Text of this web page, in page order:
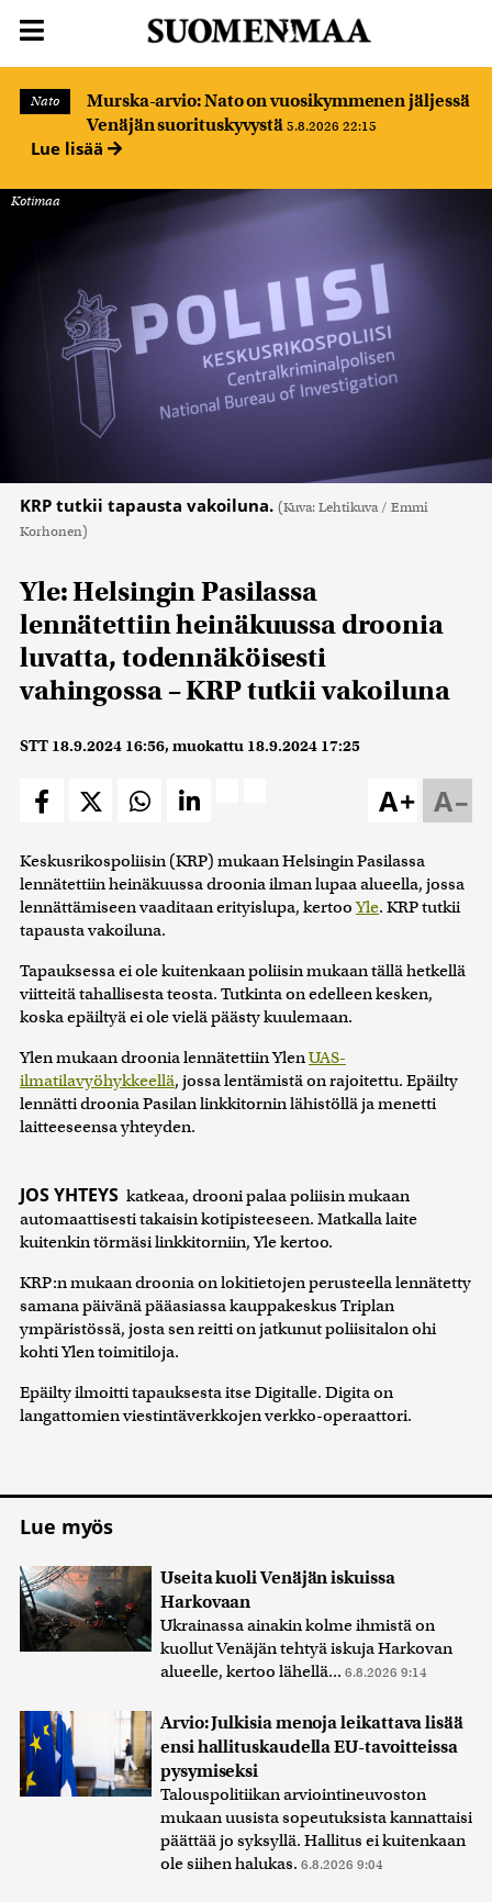
Nato
Murska-arvio: Nato on vuosikymmenen jäljessä
Venäjän suorituskyvystä 5.8.2026 22:15
Lue lisää
Kotimaa
KRP tutkii tapausta vakoiluna. (Kuva: Lehtikuva / Emmi
Korhonen)
Yle: Helsingin Pasilassa
lennätettiin heinäkuussa droonia
luvatta, todennäköisesti
vahingossa – KRP tutkii vakoiluna
STT 18.9.2024 16:56, muokattu 18.9.2024 17:25
A–
A+
Keskusrikospoliisin (KRP) mukaan Helsingin Pasilassa
lennätettiin heinäkuussa droonia ilman lupaa alueella, jossa
lennättämiseen vaaditaan erityislupa, kertooYle. KRP tutkii
tapausta vakoiluna.
Tapauksessa ei ole kuitenkaan poliisin mukaan tällä hetkellä
viitteitä tahallisesta teosta. Tutkinta on edelleen kesken,
koska epäiltyä ei ole vielä päästy kuulemaan.
Ylen mukaan droonia lennätettiin YlenUAS-
ilmatilavyöhykkeellä, jossa lentämistä on rajoitettu. Epäilty
lennätti droonia Pasilan linkkitornin lähistöllä ja menetti
laitteeseensa yhteyden.
JOS YHTEYS katkeaa, drooni palaa poliisin mukaan
automaattisesti takaisin kotipisteeseen. Matkalla laite
kuitenkin törmäsi linkkitorniin, Yle kertoo.
KRP:n mukaan droonia on lokitietojen perusteella lennätetty
samana päivänä pääasiassa kauppakeskus Triplan
ympäristössä, josta sen reitti on jatkunut poliisitalon ohi
kohti Ylen toimitiloja.
Epäilty ilmoitti tapauksesta itse Digitalle. Digita on
langattomien viestintäverkkojen verkko-operaattori.
Lue myös
Useita kuoli Venäjän iskuissa
Harkovaan
Ukrainassa ainakin kolme ihmistä on
kuollut Venäjän tehtyä iskuja Harkovan
alueelle, kertoo lähellä... 6.8.2026 9:14
Arvio: Julkisia menoja leikattava lisää
ensi hallituskaudella EU-tavoitteissa
pysymiseksi
Talouspolitiikan arviointineuvoston
mukaan uusista sopeutuksista kannattaisi
päättää jo syksyllä. Hallitus ei kuitenkaan
ole siihen halukas. 6.8.2026 9:04